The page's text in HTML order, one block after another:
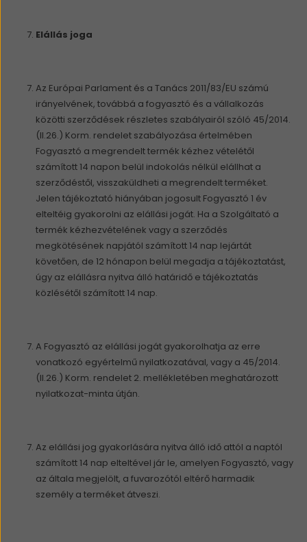
Elállás joga
Az Európai Parlament és a Tanács 2011/83/EU számú
irányelvének, továbbá a fogyasztó és a vállalkozás
közötti szerződések részletes szabályairól szóló 45/2014.
(II.26.) Korm. rendelet szabályozása értelmében
Fogyasztó a megrendelt termék kézhez vételétől
számított 14 napon belül indokolás nélkül elállhat a
szerződéstől, visszaküldheti a megrendelt terméket.
Jelen tájékoztató hiányában jogosult Fogyasztó 1 év
elteltéig gyakorolni az elállási jogát. Ha a Szolgáltató a
termék kézhezvételének vagy a szerződés
megkötésének napjától számított 14 nap lejártát
követően, de 12 hónapon belül megadja a tájékoztatást,
úgy az elállásra nyitva álló határidő e tájékoztatás
közlésétől számított 14 nap.
A Fogyasztó az elállási jogát gyakorolhatja az erre
vonatkozó egyértelmű nyilatkozatával, vagy a 45/2014.
(II.26.) Korm. rendelet 2. mellékletében meghatározott
nyilatkozat-minta útján.
Az elállási jog gyakorlására nyitva álló idő attól a naptól
számított 14 nap elteltével jár le, amelyen Fogyasztó, vagy
az általa megjelölt, a fuvarozótól eltérő harmadik
személy a terméket átveszi.